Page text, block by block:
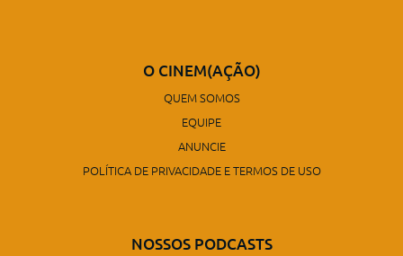
O CINEM(AÇÃO)
QUEM SOMOS
EQUIPE
ANUNCIE
POLÍTICA DE PRIVACIDADE E TERMOS DE USO
NOSSOS PODCASTS